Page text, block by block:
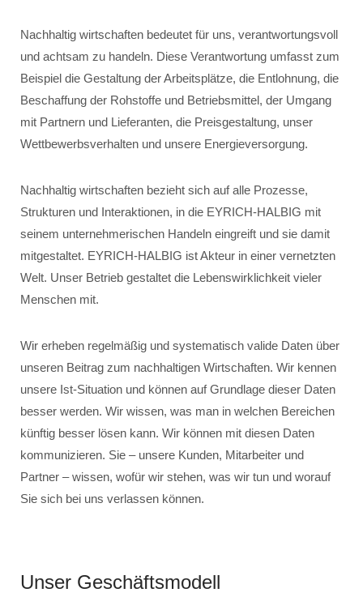
Nachhaltig wirtschaften bedeutet für uns, verantwortungsvoll
und achtsam zu handeln. Diese Verantwortung umfasst zum
Beispiel die Gestaltung der Arbeitsplätze, die Entlohnung, die
Beschaffung der Rohstoffe und Betriebsmittel, der Umgang
mit Partnern und Lieferanten, die Preisgestaltung, unser
Wettbewerbsverhalten und unsere Energieversorgung.
Nachhaltig wirtschaften bezieht sich auf alle Prozesse,
Strukturen und Interaktionen, in die EYRICH-HALBIG mit
seinem unternehmerischen Handeln eingreift und sie damit
mitgestaltet. EYRICH-HALBIG ist Akteur in einer vernetzten
Welt. Unser Betrieb gestaltet die Lebenswirklichkeit vieler
Menschen mit.
Wir erheben regelmäßig und systematisch valide Daten über
unseren Beitrag zum nachhaltigen Wirtschaften. Wir kennen
unsere Ist-Situation und können auf Grundlage dieser Daten
besser werden. Wir wissen, was man in welchen Bereichen
künftig besser lösen kann. Wir können mit diesen Daten
kommunizieren. Sie – unsere Kunden, Mitarbeiter und
Partner – wissen, wofür wir stehen, was wir tun und worauf
Sie sich bei uns verlassen können.
Unser Geschäftsmodell